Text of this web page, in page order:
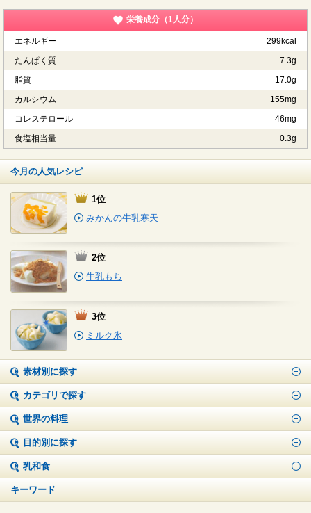
栄養成分（1人分）
エネルギー
299kcal
たんぱく質
7.3g
脂質
17.0g
カルシウム
155mg
コレステロール
46mg
食塩相当量
0.3g
今月の人気レシピ
1位
みかんの牛乳寒天
2位
牛乳もち
3位
ミルク氷
素材別に探す
カテゴリで探す
世界の料理
目的別に探す
乳和食
キーワード